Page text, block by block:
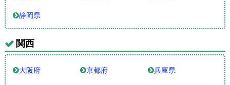
静岡県
関西
大阪府 京都府 兵庫県